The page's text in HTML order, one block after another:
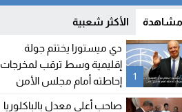
مشاهدة الأكثر شعبية
1
دي ميستورا يختتم جولة
إقليمية وسط ترقب لمخرجات
إحاطته أمام مجلس الأمن
صاحب أعلى معدل بالباكلوريا